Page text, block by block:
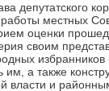
депутатского
местных
оценки
своим
а также
власти и